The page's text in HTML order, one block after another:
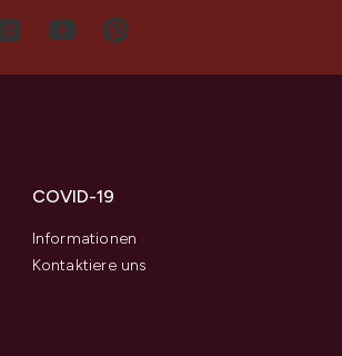
COVID-19
Informationen
Kontaktiere uns